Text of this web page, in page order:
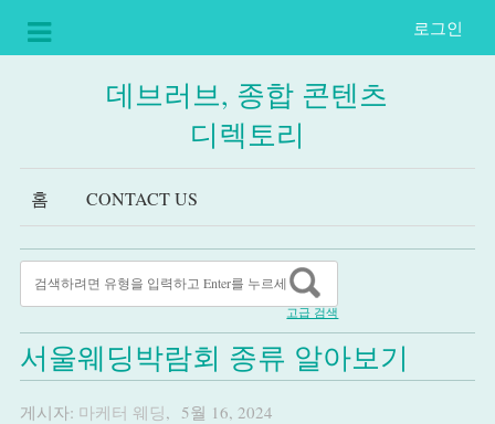
로그인
데브러브, 종합 콘텐츠
디렉토리
홈 CONTACT US
고급 검색
서울웨딩박람회 종류 알아보기
게시자: 마케터 웨딩, 5월 16, 2024